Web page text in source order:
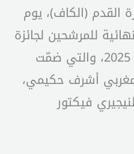
القدم (الكاف)، يوم
للمرشحين لجائزة
أفضل لاعب إفريقي لعام 2025، والتي ضمّت
أشرف حكيمي،
فيكتور